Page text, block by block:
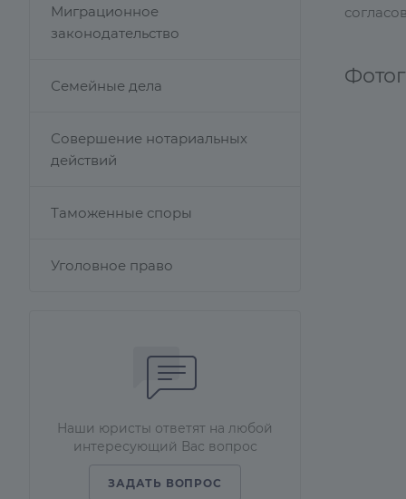
Миграционное
законодательство
Семейные дела
Совершение нотариальных
действий
Таможенные споры
Уголовное право
Наши юристы ответят на любой
интересующий Вас вопрос
ЗАДАТЬ ВОПРОС